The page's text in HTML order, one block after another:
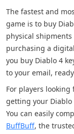
The fastest and
game is to buy
physical
purchasing a
you buy Diablo 4
to your email,
For players
getting your Diablo
You can easily
BuffBuff, the